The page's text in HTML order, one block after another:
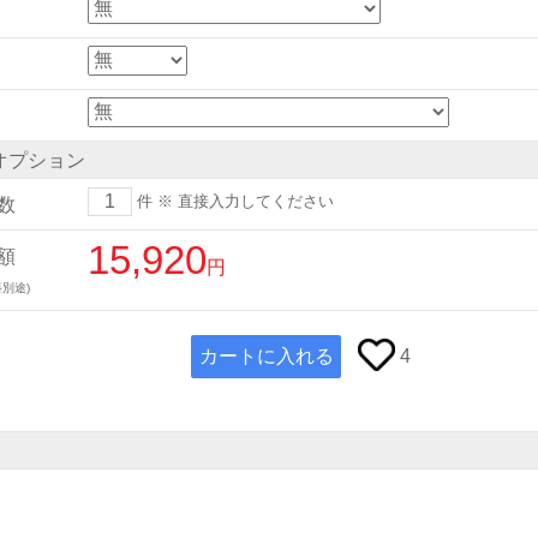
ション
件 ※ 直接入力してください
別途)
15,920円
カートに入れる 4